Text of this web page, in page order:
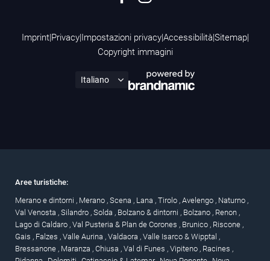
Imprint|Privacy|Impostazioni privacy|Accessibilità|Sitemap|
Copyright immagini
Aree turistiche:
Merano e dintorni , Merano , Scena , Lana , Tirolo , Avelengo , Naturno ,
Val Venosta , Silandro , Solda , Bolzano & dintorni , Bolzano , Renon ,
Lago di Caldaro , Val Pusteria & Plan de Corones , Brunico , Riscone ,
Gais , Falzes , Valle Aurina , Valdaora , Valle Isarco & Wipptal ,
Bressanone , Maranza , Chiusa , Val di Funes , Vipiteno , Racines ,